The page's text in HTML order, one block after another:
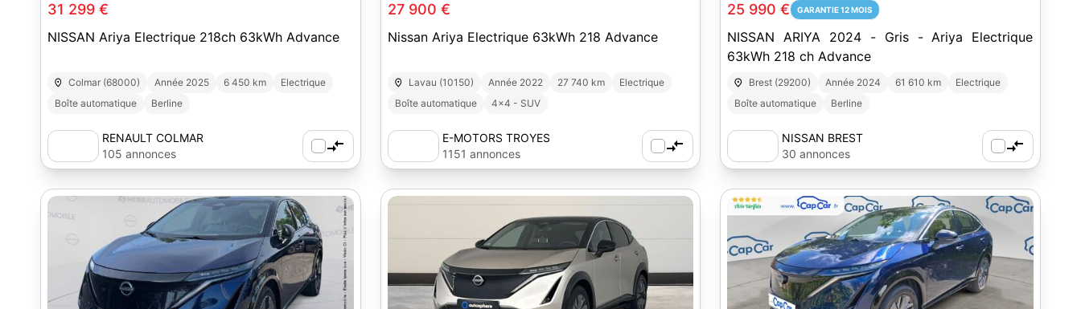
31 299 €
NISSAN Ariya Electrique 218ch 63kWh Advance
Colmar (68000) Année 2025 6 450 km
Electrique
Boîte automatique
Berline
RENAULT COLMAR
105 annonces
27 900 €
Nissan Ariya Electrique 63kWh 218 Advance
Lavau (10150) Année 2022 27 740 km
Electrique
Boîte automatique
4x4 - SUV
E-MOTORS TROYES
1151 annonces
25 990 € GARANTIE 12 MOIS
NISSAN ARIYA 2024 - Gris - Ariya Electrique
63kWh 218 ch Advance
Brest (29200) Année 2024 61 610 km
Electrique
Boîte automatique
Berline
NISSAN BREST
30 annonces